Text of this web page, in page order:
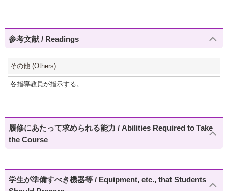
参考文献 / Readings
その他 (Others)
各指導教員が指示する。
履修にあたって求められる能力 / Abilities Required to Take
the Course
学生が準備すべき機器等 / Equipment, etc., that Students